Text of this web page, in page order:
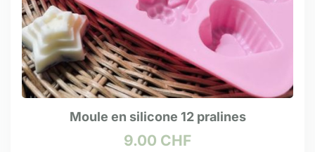
Moule en silicone 12 pralines
9.00 CHF